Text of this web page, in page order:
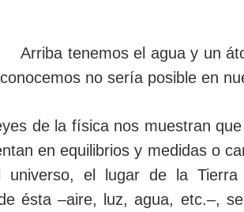
el agua y un átomo
no sería posible en
de la física nos muestran
en equilibrios y medidas o
universo, el lugar de la
ésta –aire, luz, agua, etc.–,